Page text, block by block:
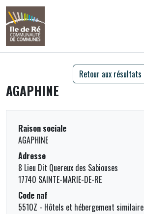
Retour aux résultats
AGAPHINE
Raison sociale
AGAPHINE
Adresse
8 Lieu Dit Quereux des Sabiouses
17740 SAINTE-MARIE-DE-RE
Code naf
5510Z - Hôtels et hébergement similaire